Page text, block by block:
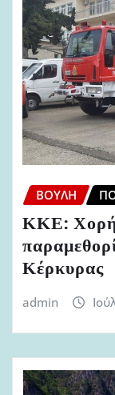
ΒΟΥΛΉ
ΚΚΕ:
Κέρκυρας
admin